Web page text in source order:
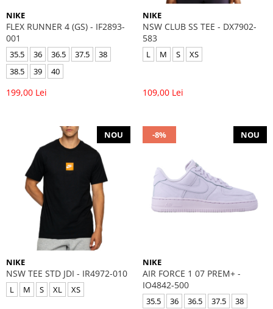
NIKE
FLEX RUNNER 4 (GS) - IF2893-
001
35.5 36 36.5 37.5
38
38.5
39 40
199,00 Lei
NIKE
NSW CLUB SS TEE - DX7902-
583
L M S XS
109,00 Lei
NOU
NIKE
NSW TEE STD JDI - IR4972-010
L M S XL XS
-8% NOU
NIKE
AIR FORCE 1 07 PREM+ -
IO4842-500
35.5 36 36.5 37.5
38